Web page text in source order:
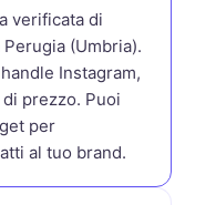
verificata di
(Umbria).
Instagram,
prezzo. Puoi
per
al tuo brand.